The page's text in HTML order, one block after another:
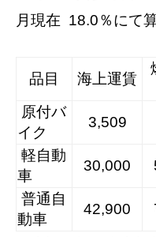
月現在 18.0％にて
品目 海上運賃
原付バ
イク
3,509
軽自動
車
30,000
普通自
動車
42,900